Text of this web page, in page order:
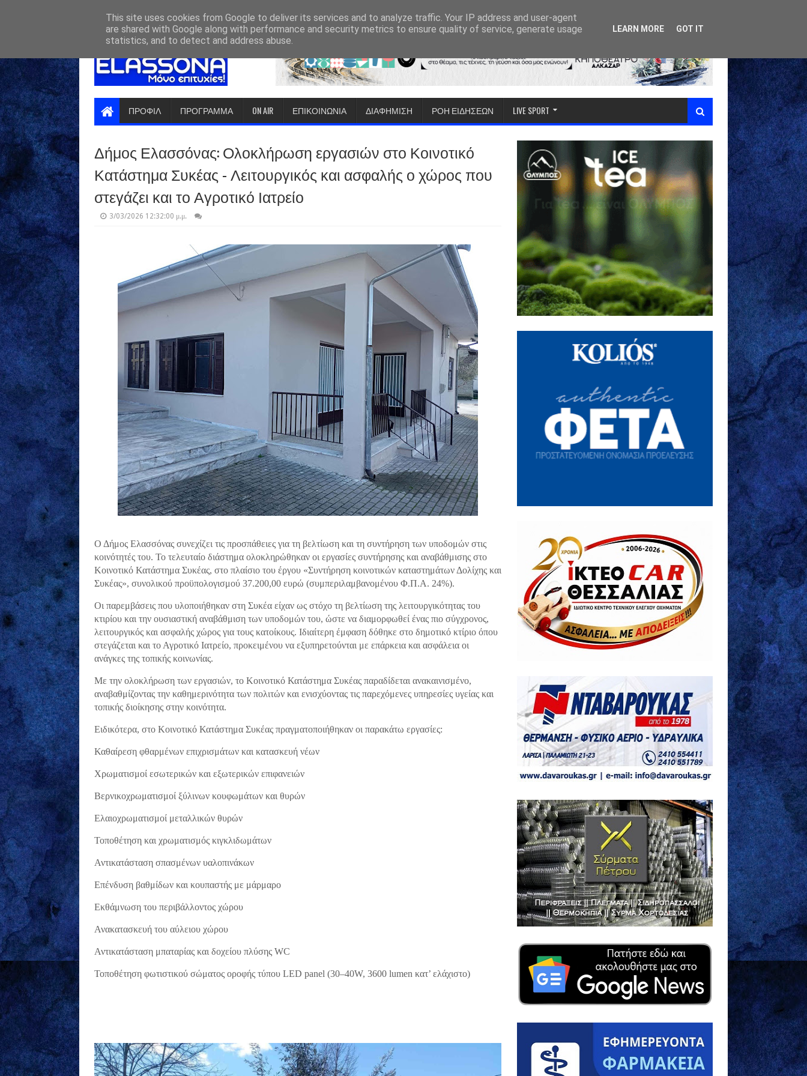
ΠΡΟΦΙΛ ΠΡΟΓΡΑΜΜΑ ON AIR ΕΠΙΚΟΙΝΩΝΙΑ ΔΙΑΦΗΜΙΣΗ ΡΟΗ ΕΙΔΗΣΕΩΝ LIVE SPORT
Δήμος Ελασσόνας: Ολοκλήρωση εργασιών στο Κοινοτικό
Κατάστημα Συκέας - Λειτουργικός και ασφαλής ο χώρος που
στεγάζει και το Αγροτικό Ιατρείο
3/03/2026 12:32:00 μ.μ.
Ο Δήμος Ελασσόνας συνεχίζει τις προσπάθειες για τη βελτίωση και τη συντήρηση των υποδομών στις
κοινότητές του. Το τελευταίο διάστημα ολοκληρώθηκαν οι εργασίες συντήρησης και αναβάθμισης στο
Κοινοτικό Κατάστημα Συκέας, στο πλαίσιο του έργου «Συντήρηση κοινοτικών καταστημάτων Δολίχης και
Συκέας», συνολικού προϋπολογισμού 37.200,00 ευρώ (συμπεριλαμβανομένου Φ.Π.Α. 24%).
Οι παρεμβάσεις που υλοποιήθηκαν στη Συκέα είχαν ως στόχο τη βελτίωση της λειτουργικότητας του
κτιρίου και την ουσιαστική αναβάθμιση των υποδομών του, ώστε να διαμορφωθεί ένας πιο σύγχρονος,
λειτουργικός και ασφαλής χώρος για τους κατοίκους. Ιδιαίτερη έμφαση δόθηκε στο δημοτικό κτίριο όπου
στεγάζεται και το Αγροτικό Ιατρείο, προκειμένου να εξυπηρετούνται με επάρκεια και ασφάλεια οι
ανάγκες της τοπικής κοινωνίας.
Με την ολοκλήρωση των εργασιών, το Κοινοτικό Κατάστημα Συκέας παραδίδεται ανακαινισμένο,
αναβαθμίζοντας την καθημερινότητα των πολιτών και ενισχύοντας τις παρεχόμενες υπηρεσίες υγείας και
τοπικής διοίκησης στην κοινότητα.
Ειδικότερα, στο Κοινοτικό Κατάστημα Συκέας πραγματοποιήθηκαν οι παρακάτω εργασίες:
Καθαίρεση φθαρμένων επιχρισμάτων και κατασκευή νέων
Χρωματισμοί εσωτερικών και εξωτερικών επιφανειών
Βερνικοχρωματισμοί ξύλινων κουφωμάτων και θυρών
Ελαιοχρωματισμοί μεταλλικών θυρών
Τοποθέτηση και χρωματισμός κιγκλιδωμάτων
Αντικατάσταση σπασμένων υαλοπινάκων
Επένδυση βαθμίδων και κουπαστής με μάρμαρο
Εκθάμνωση του περιβάλλοντος χώρου
Ανακατασκευή του αύλειου χώρου
Αντικατάσταση μπαταρίας και δοχείου πλύσης WC
Τοποθέτηση φωτιστικού σώματος οροφής τύπου LED panel (30–40W, 3600 lumen κατ’ ελάχιστο)
This site uses cookies from Google to deliver its services and to analyze traffic. Your IP address and user-agent
are shared with Google along with performance and security metrics to ensure quality of service, generate usage
statistics, and to detect and address abuse.
LEARN MORE GOT IT